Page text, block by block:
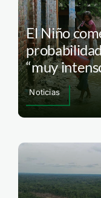
El Niño
“muy
Noticias